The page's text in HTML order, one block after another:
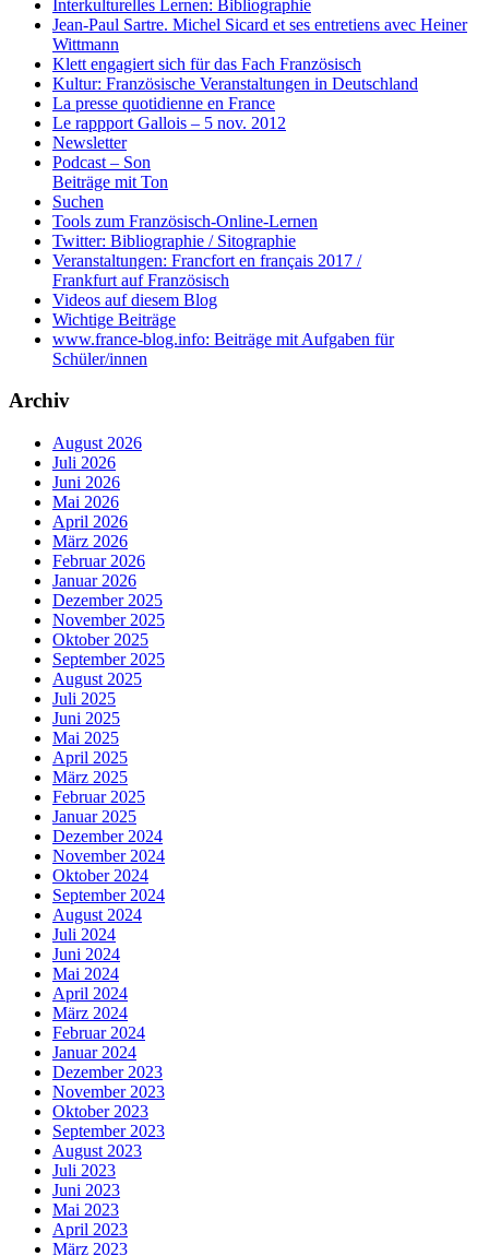
Interkulturelles Lernen: Bibliographie
Jean-Paul Sartre. Michel Sicard et ses entretiens avec Heiner
Wittmann
Klett engagiert sich für das Fach Französisch
Kultur: Französische Veranstaltungen in Deutschland
La presse quotidienne en France
Le rappport Gallois – 5 nov. 2012
Newsletter
Podcast – Son
Beiträge mit Ton
Suchen
Tools zum Französisch-Online-Lernen
Twitter: Bibliographie / Sitographie
Veranstaltungen: Francfort en français 2017 /
Frankfurt auf Französisch
Videos auf diesem Blog
Wichtige Beiträge
www.france-blog.info: Beiträge mit Aufgaben für
Schüler/innen
Archiv
August 2026
Juli 2026
Juni 2026
Mai 2026
April 2026
März 2026
Februar 2026
Januar 2026
Dezember 2025
November 2025
Oktober 2025
September 2025
August 2025
Juli 2025
Juni 2025
Mai 2025
April 2025
März 2025
Februar 2025
Januar 2025
Dezember 2024
November 2024
Oktober 2024
September 2024
August 2024
Juli 2024
Juni 2024
Mai 2024
April 2024
März 2024
Februar 2024
Januar 2024
Dezember 2023
November 2023
Oktober 2023
September 2023
August 2023
Juli 2023
Juni 2023
Mai 2023
April 2023
März 2023